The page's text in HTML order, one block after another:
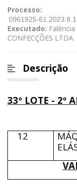
Processo:
Executado:
CONFECÇÕES LTDA
Descrição
33º LOTE - 2º
12